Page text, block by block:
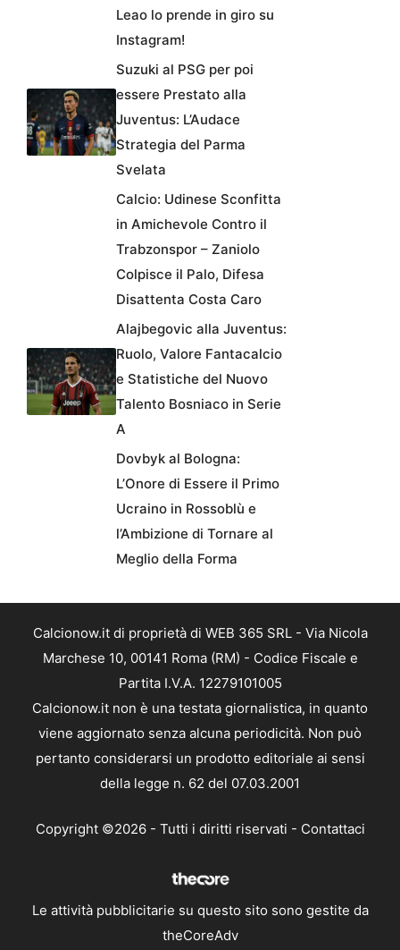
Leao lo prende in giro su
Instagram!
Suzuki al PSG per poi
essere Prestato alla
Juventus: L’Audace
Strategia del Parma
Svelata
Calcio: Udinese Sconfitta
in Amichevole Contro il
Trabzonspor – Zaniolo
Colpisce il Palo, Difesa
Disattenta Costa Caro
Alajbegovic alla Juventus:
Ruolo, Valore Fantacalcio
e Statistiche del Nuovo
Talento Bosniaco in Serie
A
Dovbyk al Bologna:
L’Onore di Essere il Primo
Ucraino in Rossoblù e
l’Ambizione di Tornare al
Meglio della Forma
Calcionow.it di proprietà di WEB 365 SRL - Via Nicola
Marchese 10, 00141 Roma (RM) - Codice Fiscale e
Partita I.V.A. 12279101005
Calcionow.it non è una testata giornalistica, in quanto
viene aggiornato senza alcuna periodicità. Non può
pertanto considerarsi un prodotto editoriale ai sensi
della legge n. 62 del 07.03.2001
Copyright ©2026 - Tutti i diritti riservati - Contattaci
Le attività pubblicitarie su questo sito sono gestite da
theCoreAdv